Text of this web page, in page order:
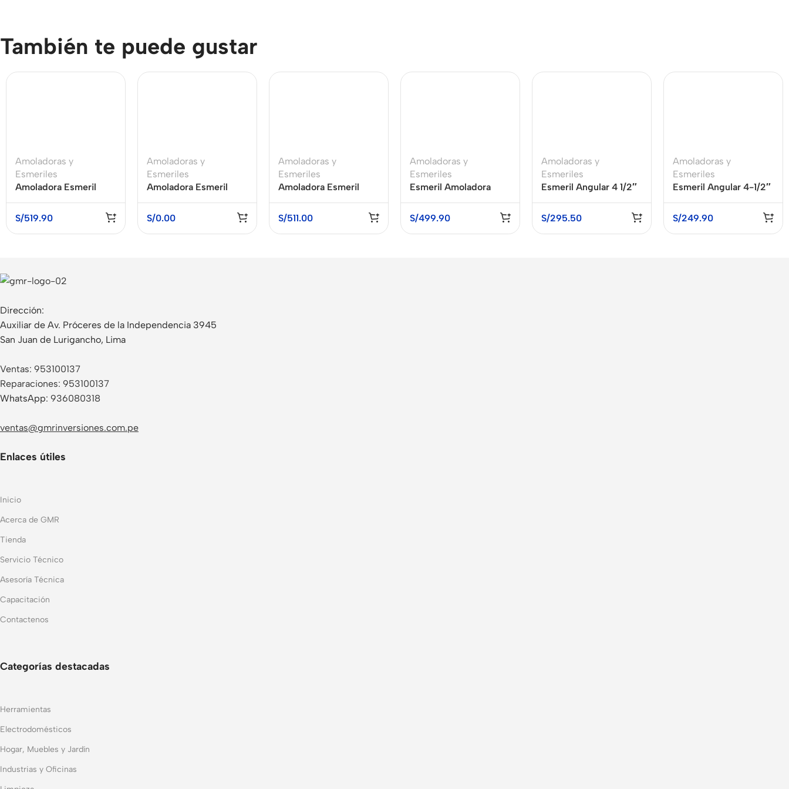
También te puede gustar
Amoladoras y
Esmeriles
Amoladora Esmeril
Angular 4 1/2″ 1200W
DEWALT DWE4212-
B2
S/519.90
Amoladoras y
Esmeriles
Amoladora Esmeril
Angular 4 1/2″ 710W
STANLEY STGS7115-B2
S/0.00
Amoladoras y
Esmeriles
Amoladora Esmeril
Angular 9″ (230mm)
2600W XCORT
XSM05-230
S/511.00
Amoladoras y
Esmeriles
Esmeril Amoladora
Angular 18V 125 MM
Baretool BOSCH GWS
18V-8
S/499.90
Amoladoras y
Esmeriles
Esmeril Angular 4 1/2″
720W MAKITA
GA4530
S/295.50
Amoladoras y
Esmeriles
Esmeril Angular 4-1/2″
(115 MM) 1000W
STANLEY STGS1011-B2
S/249.90
Dirección:
Auxiliar de Av. Próceres de la Independencia 3945
San Juan de Lurigancho, Lima
Ventas: 953100137
Reparaciones: 953100137
WhatsApp: 936080318
ventas@gmrinversiones.com.pe
Enlaces útiles
Inicio
Acerca de GMR
Tienda
Servicio Técnico
Asesoría Técnica
Capacitación
Contactenos
Categorías destacadas
Herramientas
Electrodomésticos
Hogar, Muebles y Jardín
Industrias y Oficinas